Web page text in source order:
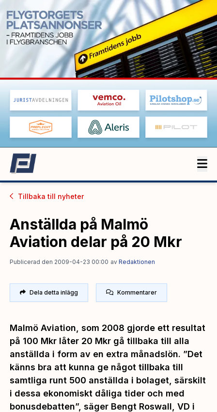
Tillbaka till nyheter
Anställda på Malmö
Aviation delar på 20 Mkr
Publicerad den 2009-04-23 00:00 av Redaktionen
Dela detta inlägg Kommentarer
Malmö Aviation, som 2008 gjorde ett resultat
på 100 Mkr låter 20 Mkr gå tillbaka till alla
anställda i form av en extra månadslön. ”Det
känns bra att kunna ge något tillbaka till
samtliga runt 500 anställda i bolaget, särskilt
i dessa ekonomiskt dåliga tider och med
bonusdebatten”, säger Bengt Roswall, VD i